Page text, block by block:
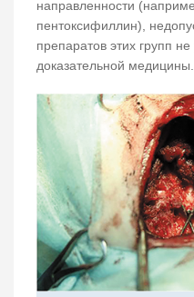
направленности
пентоксифиллин),
препаратов этих групп
доказательной медицины.